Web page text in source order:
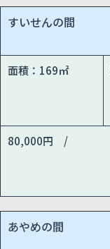
すいせんの間
面積：169㎡
80,000円 /
あやめの間